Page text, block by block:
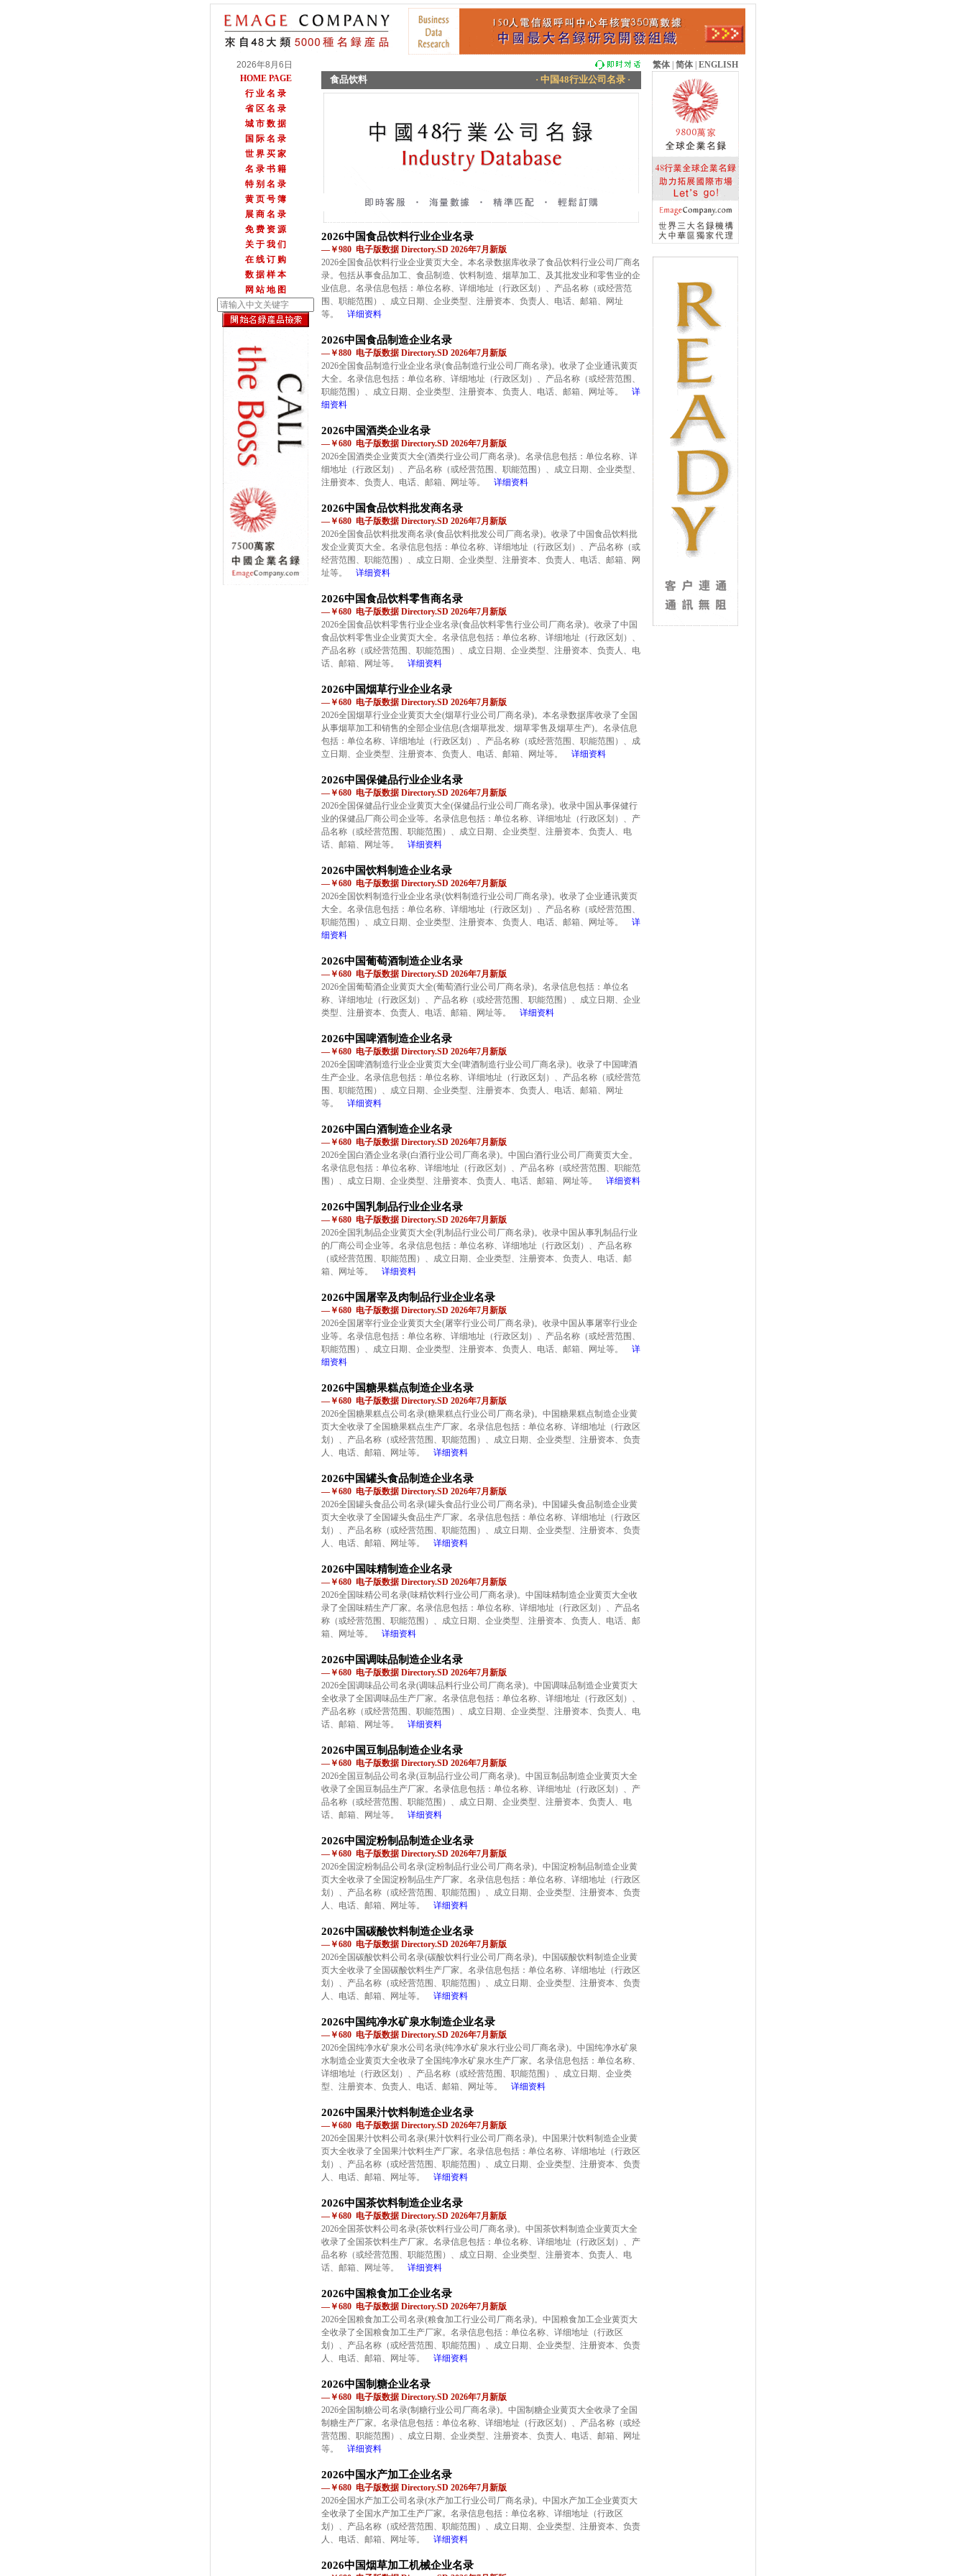
2026年8月6日 繁体 简体 ENGLISH
HOME PAGE
行 业 名 录
省 区 名 录
城 市 数 据
国 际 名 录
世 界 买 家
名 录 书 籍
特 别 名 录
黄 页 号 簿
展 商 名 录
免 费 资 源
关 于 我 们
在 线 订 购
数 据 样 本
网 站 地 图
食品饮料 · 中国48行业公司名录 ·
2026中国食品饮料行业企业名录
—￥980 电子版数据 Directory.SD 2026年7月新版
2026全国食品饮料行业企业黄页大全。本名录数据库收录了食品饮料行业公司厂商名
录。包括从事食品加工、食品制造、饮料制造、烟草加工、及其批发业和零售业的企
业信息。名录信息包括：单位名称、详细地址（行政区划）、产品名称（或经营范
围、职能范围）、成立日期、企业类型、注册资本、负责人、电话、邮箱、网址
等。
详细资料
2026中国食品制造企业名录
—￥880 电子版数据 Directory.SD 2026年7月新版
2026全国食品制造行业企业名录(食品制造行业公司厂商名录)。收录了企业通讯黄页
大全。名录信息包括：单位名称、详细地址（行政区划）、产品名称（或经营范围、
职能范围）、成立日期、企业类型、注册资本、负责人、电话、邮箱、网址等。
详
细资料
2026中国酒类企业名录
—￥680 电子版数据 Directory.SD 2026年7月新版
2026全国酒类企业黄页大全(酒类行业公司厂商名录)。名录信息包括：单位名称、详
细地址（行政区划）、产品名称（或经营范围、职能范围）、成立日期、企业类型、
注册资本、负责人、电话、邮箱、网址等。
详细资料
2026中国食品饮料批发商名录
—￥680 电子版数据 Directory.SD 2026年7月新版
2026全国食品饮料批发商名录(食品饮料批发公司厂商名录)。收录了中国食品饮料批
发企业黄页大全。名录信息包括：单位名称、详细地址（行政区划）、产品名称（或
经营范围、职能范围）、成立日期、企业类型、注册资本、负责人、电话、邮箱、网
址等。
详细资料
2026中国食品饮料零售商名录
—￥680 电子版数据 Directory.SD 2026年7月新版
2026全国食品饮料零售行业企业名录(食品饮料零售行业公司厂商名录)。收录了中国
食品饮料零售业企业黄页大全。名录信息包括：单位名称、详细地址（行政区划）、
产品名称（或经营范围、职能范围）、成立日期、企业类型、注册资本、负责人、电
话、邮箱、网址等。
详细资料
2026中国烟草行业企业名录
—￥680 电子版数据 Directory.SD 2026年7月新版
2026全国烟草行业企业黄页大全(烟草行业公司厂商名录)。本名录数据库收录了全国
从事烟草加工和销售的全部企业信息(含烟草批发、烟草零售及烟草生产)。名录信息
包括：单位名称、详细地址（行政区划）、产品名称（或经营范围、职能范围）、成
立日期、企业类型、注册资本、负责人、电话、邮箱、网址等。
详细资料
2026中国保健品行业企业名录
—￥680 电子版数据 Directory.SD 2026年7月新版
2026全国保健品行业企业黄页大全(保健品行业公司厂商名录)。收录中国从事保健行
业的保健品厂商公司企业等。名录信息包括：单位名称、详细地址（行政区划）、产
品名称（或经营范围、职能范围）、成立日期、企业类型、注册资本、负责人、电
话、邮箱、网址等。
详细资料
2026中国饮料制造企业名录
—￥680 电子版数据 Directory.SD 2026年7月新版
2026全国饮料制造行业企业名录(饮料制造行业公司厂商名录)。收录了企业通讯黄页
大全。名录信息包括：单位名称、详细地址（行政区划）、产品名称（或经营范围、
职能范围）、成立日期、企业类型、注册资本、负责人、电话、邮箱、网址等。
详
细资料
2026中国葡萄酒制造企业名录
—￥680 电子版数据 Directory.SD 2026年7月新版
2026全国葡萄酒企业黄页大全(葡萄酒行业公司厂商名录)。名录信息包括：单位名
称、详细地址（行政区划）、产品名称（或经营范围、职能范围）、成立日期、企业
类型、注册资本、负责人、电话、邮箱、网址等。
详细资料
2026中国啤酒制造企业名录
—￥680 电子版数据 Directory.SD 2026年7月新版
2026全国啤酒制造行业企业黄页大全(啤酒制造行业公司厂商名录)。收录了中国啤酒
生产企业。名录信息包括：单位名称、详细地址（行政区划）、产品名称（或经营范
围、职能范围）、成立日期、企业类型、注册资本、负责人、电话、邮箱、网址
等。
详细资料
2026中国白酒制造企业名录
—￥680 电子版数据 Directory.SD 2026年7月新版
2026全国白酒企业名录(白酒行业公司厂商名录)。中国白酒行业公司厂商黄页大全。
名录信息包括：单位名称、详细地址（行政区划）、产品名称（或经营范围、职能范
围）、成立日期、企业类型、注册资本、负责人、电话、邮箱、网址等。
详细资料
2026中国乳制品行业企业名录
—￥680 电子版数据 Directory.SD 2026年7月新版
2026全国乳制品企业黄页大全(乳制品行业公司厂商名录)。收录中国从事乳制品行业
的厂商公司企业等。名录信息包括：单位名称、详细地址（行政区划）、产品名称
（或经营范围、职能范围）、成立日期、企业类型、注册资本、负责人、电话、邮
箱、网址等。
详细资料
2026中国屠宰及肉制品行业企业名录
—￥680 电子版数据 Directory.SD 2026年7月新版
2026全国屠宰行业企业黄页大全(屠宰行业公司厂商名录)。收录中国从事屠宰行业企
业等。名录信息包括：单位名称、详细地址（行政区划）、产品名称（或经营范围、
职能范围）、成立日期、企业类型、注册资本、负责人、电话、邮箱、网址等。
详
细资料
2026中国糖果糕点制造企业名录
—￥680 电子版数据 Directory.SD 2026年7月新版
2026全国糖果糕点公司名录(糖果糕点行业公司厂商名录)。中国糖果糕点制造企业黄
页大全收录了全国糖果糕点生产厂家。名录信息包括：单位名称、详细地址（行政区
划）、产品名称（或经营范围、职能范围）、成立日期、企业类型、注册资本、负责
人、电话、邮箱、网址等。
详细资料
2026中国罐头食品制造企业名录
—￥680 电子版数据 Directory.SD 2026年7月新版
2026全国罐头食品公司名录(罐头食品行业公司厂商名录)。中国罐头食品制造企业黄
页大全收录了全国罐头食品生产厂家。名录信息包括：单位名称、详细地址（行政区
划）、产品名称（或经营范围、职能范围）、成立日期、企业类型、注册资本、负责
人、电话、邮箱、网址等。
详细资料
2026中国味精制造企业名录
—￥680 电子版数据 Directory.SD 2026年7月新版
2026全国味精公司名录(味精饮料行业公司厂商名录)。中国味精制造企业黄页大全收
录了全国味精生产厂家。名录信息包括：单位名称、详细地址（行政区划）、产品名
称（或经营范围、职能范围）、成立日期、企业类型、注册资本、负责人、电话、邮
箱、网址等。
详细资料
2026中国调味品制造企业名录
—￥680 电子版数据 Directory.SD 2026年7月新版
2026全国调味品公司名录(调味品料行业公司厂商名录)。中国调味品制造企业黄页大
全收录了全国调味品生产厂家。名录信息包括：单位名称、详细地址（行政区划）、
产品名称（或经营范围、职能范围）、成立日期、企业类型、注册资本、负责人、电
话、邮箱、网址等。
详细资料
2026中国豆制品制造企业名录
—￥680 电子版数据 Directory.SD 2026年7月新版
2026全国豆制品公司名录(豆制品行业公司厂商名录)。中国豆制品制造企业黄页大全
收录了全国豆制品生产厂家。名录信息包括：单位名称、详细地址（行政区划）、产
品名称（或经营范围、职能范围）、成立日期、企业类型、注册资本、负责人、电
话、邮箱、网址等。
详细资料
2026中国淀粉制品制造企业名录
—￥680 电子版数据 Directory.SD 2026年7月新版
2026全国淀粉制品公司名录(淀粉制品行业公司厂商名录)。中国淀粉制品制造企业黄
页大全收录了全国淀粉制品生产厂家。名录信息包括：单位名称、详细地址（行政区
划）、产品名称（或经营范围、职能范围）、成立日期、企业类型、注册资本、负责
人、电话、邮箱、网址等。
详细资料
2026中国碳酸饮料制造企业名录
—￥680 电子版数据 Directory.SD 2026年7月新版
2026全国碳酸饮料公司名录(碳酸饮料行业公司厂商名录)。中国碳酸饮料制造企业黄
页大全收录了全国碳酸饮料生产厂家。名录信息包括：单位名称、详细地址（行政区
划）、产品名称（或经营范围、职能范围）、成立日期、企业类型、注册资本、负责
人、电话、邮箱、网址等。
详细资料
2026中国纯净水矿泉水制造企业名录
—￥680 电子版数据 Directory.SD 2026年7月新版
2026全国纯净水矿泉水公司名录(纯净水矿泉水行业公司厂商名录)。中国纯净水矿泉
水制造企业黄页大全收录了全国纯净水矿泉水生产厂家。名录信息包括：单位名称、
详细地址（行政区划）、产品名称（或经营范围、职能范围）、成立日期、企业类
型、注册资本、负责人、电话、邮箱、网址等。
详细资料
2026中国果汁饮料制造企业名录
—￥680 电子版数据 Directory.SD 2026年7月新版
2026全国果汁饮料公司名录(果汁饮料行业公司厂商名录)。中国果汁饮料制造企业黄
页大全收录了全国果汁饮料生产厂家。名录信息包括：单位名称、详细地址（行政区
划）、产品名称（或经营范围、职能范围）、成立日期、企业类型、注册资本、负责
人、电话、邮箱、网址等。
详细资料
2026中国茶饮料制造企业名录
—￥680 电子版数据 Directory.SD 2026年7月新版
2026全国茶饮料公司名录(茶饮料行业公司厂商名录)。中国茶饮料制造企业黄页大全
收录了全国茶饮料生产厂家。名录信息包括：单位名称、详细地址（行政区划）、产
品名称（或经营范围、职能范围）、成立日期、企业类型、注册资本、负责人、电
话、邮箱、网址等。
详细资料
2026中国粮食加工企业名录
—￥680 电子版数据 Directory.SD 2026年7月新版
2026全国粮食加工公司名录(粮食加工行业公司厂商名录)。中国粮食加工企业黄页大
全收录了全国粮食加工生产厂家。名录信息包括：单位名称、详细地址（行政区
划）、产品名称（或经营范围、职能范围）、成立日期、企业类型、注册资本、负责
人、电话、邮箱、网址等。
详细资料
2026中国制糖企业名录
—￥680 电子版数据 Directory.SD 2026年7月新版
2026全国制糖公司名录(制糖行业公司厂商名录)。中国制糖企业黄页大全收录了全国
制糖生产厂家。名录信息包括：单位名称、详细地址（行政区划）、产品名称（或经
营范围、职能范围）、成立日期、企业类型、注册资本、负责人、电话、邮箱、网址
等。
详细资料
2026中国水产加工企业名录
—￥680 电子版数据 Directory.SD 2026年7月新版
2026全国水产加工公司名录(水产加工行业公司厂商名录)。中国水产加工企业黄页大
全收录了全国水产加工生产厂家。名录信息包括：单位名称、详细地址（行政区
划）、产品名称（或经营范围、职能范围）、成立日期、企业类型、注册资本、负责
人、电话、邮箱、网址等。
详细资料
2026中国烟草加工机械企业名录